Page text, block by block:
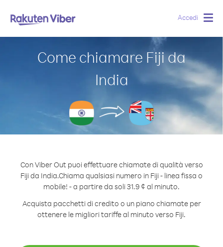
Accedi
Come chiamare Fiji da
India
Con Viber Out puoi effettuare chiamate di qualità verso
Fiji da India.Chiama qualsiasi numero in Fiji - linea fissa o
mobile! - a partire da soli 31.9 ¢ al minuto.
Acquista pacchetti di credito o un piano chiamate per
ottenere le migliori tariffe al minuto verso Fiji.